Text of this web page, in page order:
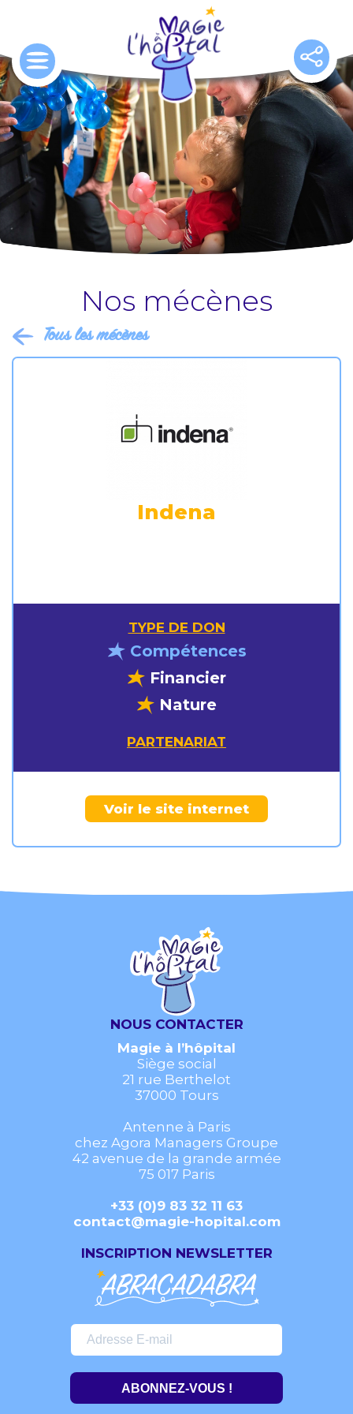
contenu
principal
Nos mécènes
Tous les mécènes
Indena
TYPE DE DON
Compétences
Financier
Nature
PARTENARIAT
Voir le site internet
NOUS CONTACTER
Magie à l’hôpital
Siège social
21 rue Berthelot
37000 Tours
Antenne à Paris
chez Agora Managers Groupe
42 avenue de la grande armée
75 017 Paris
+33 (0)9 83 32 11 63
contact@magie-hopital.com
INSCRIPTION NEWSLETTER
ABONNEZ-VOUS !